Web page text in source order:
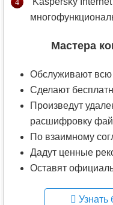
Мастера
Обслуживают
Сделают
Произведут
расшифровку
По взаимному
Дадут ценные
Оставят